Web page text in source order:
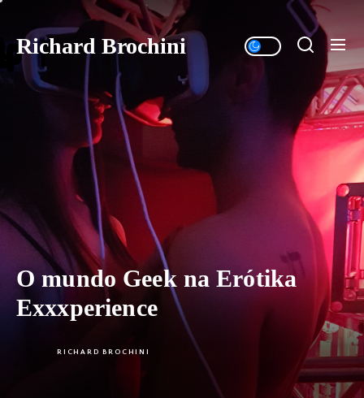
the
content
O mundo Geek na Erótika
Exxxperience
RICHARD BROCHINI
Richard Brochini